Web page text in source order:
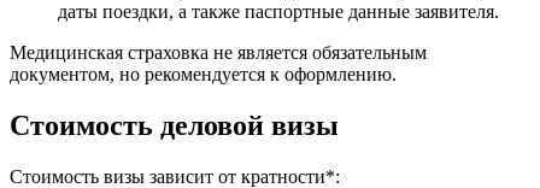
даты поездки, а также паспортные данные заявителя.
Медицинская страховка не является обязательным
документом, но рекомендуется к оформлению.
Стоимость деловой визы
Стоимость визы зависит от кратности*: